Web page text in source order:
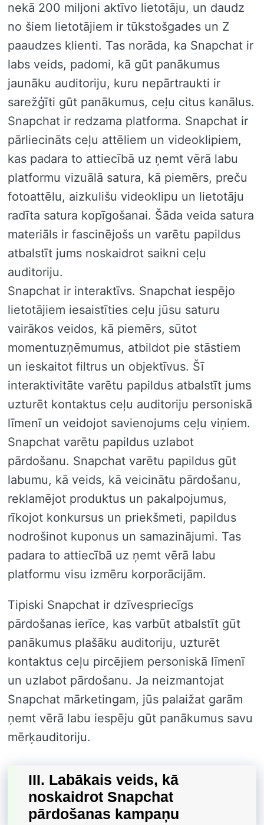
nekā 200 miljoni aktīvo lietotāju, un daudz
no šiem lietotājiem ir tūkstošgades un Z
paaudzes klienti. Tas norāda, ka Snapchat ir
labs veids, padomi, kā gūt panākumus
jaunāku auditoriju, kuru nepārtraukti ir
sarežģīti gūt panākumus, ceļu citus kanālus.
Snapchat ir redzama platforma. Snapchat ir
pārliecināts ceļu attēliem un videoklipiem,
kas padara to attiecībā uz ņemt vērā labu
platformu vizuālā satura, kā piemērs, preču
fotoattēlu, aizkulišu videoklipu un lietotāju
radīta satura kopīgošanai. Šāda veida satura
materiāls ir fascinējošs un varētu papildus
atbalstīt jums noskaidrot saikni ceļu
auditoriju.
Snapchat ir interaktīvs. Snapchat iespējo
lietotājiem iesaistīties ceļu jūsu saturu
vairākos veidos, kā piemērs, sūtot
momentuzņēmumus, atbildot pie stāstiem
un ieskaitot filtrus un objektīvus. Šī
interaktivitāte varētu papildus atbalstīt jums
uzturēt kontaktus ceļu auditoriju personiskā
līmenī un veidojot savienojums ceļu viņiem.
Snapchat varētu papildus uzlabot
pārdošanu. Snapchat varētu papildus gūt
labumu, kā veids, kā veicinātu pārdošanu,
reklamējot produktus un pakalpojumus,
rīkojot konkursus un priekšmeti, papildus
nodrošinot kuponus un samazinājumi. Tas
padara to attiecībā uz ņemt vērā labu
platformu visu izmēru korporācijām.
Tipiski Snapchat ir dzīvespriecīgs
pārdošanas ierīce, kas varbūt atbalstīt gūt
panākumus plašāku auditoriju, uzturēt
kontaktus ceļu pircējiem personiskā līmenī
un uzlabot pārdošanu. Ja neizmantojat
Snapchat mārketingam, jūs palaižat garām
ņemt vērā labu iespēju gūt panākumus savu
mērķauditoriju.
III. Labākais veids, kā
noskaidrot Snapchat
pārdošanas kampaņu